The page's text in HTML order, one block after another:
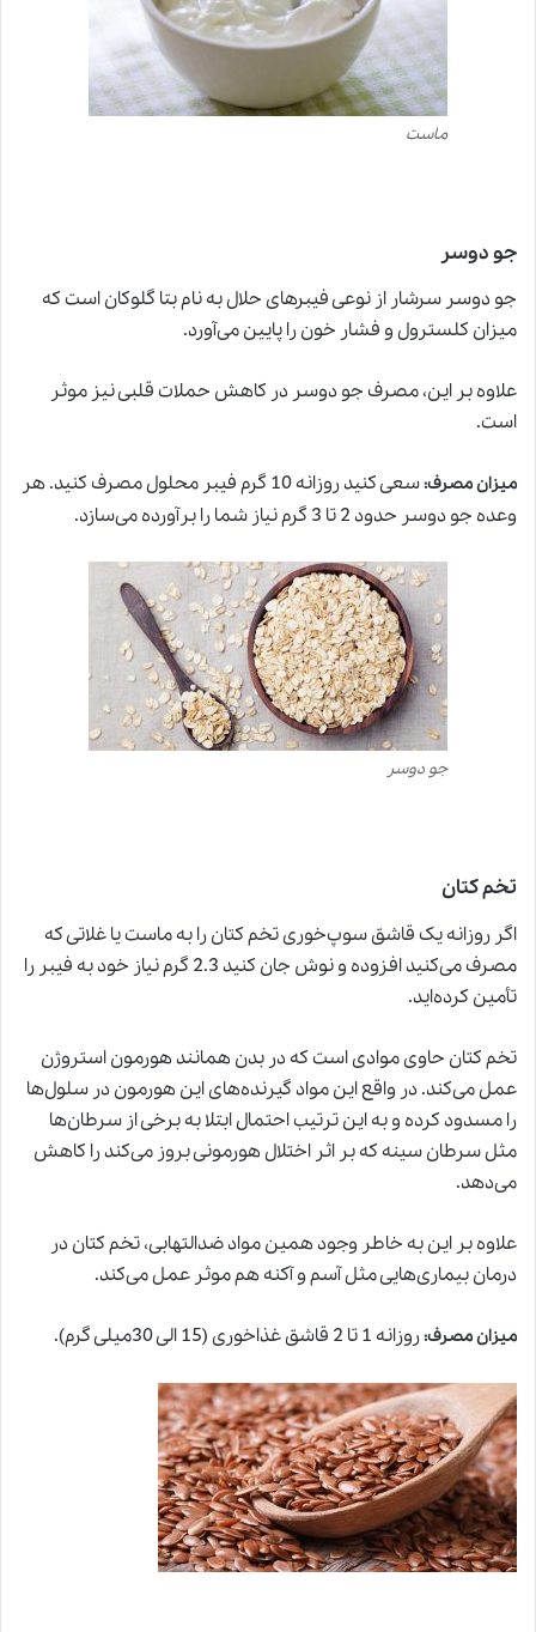
ماست
جو دوسر
جو دوسر سرشار از نوعی فیبرهای حلال به نام بتا گلوکان است که
میزان کلسترول و فشار خون را پایین می‌آورد.
علاوه بر این، مصرف جو دوسر در کاهش حملات قلبی نیز موثر
است.
میزان مصرف:
سعی کنید روزانه 10 گرم فیبر محلول مصرف کنید. هر
وعده جو دوسر حدود 2 تا 3 گرم نیاز شما را برآورده می‌سازد.
جو دوسر
تخم کتان
اگر روزانه یک قاشق سوپ‌خوری تخم کتان را به ماست یا غلاتی که
مصرف می‌کنید افزوده و نوش جان کنید 2.3 گرم نیاز خود به فیبر را
تأمین کرده‌اید.
تخم کتان حاوی موادی است که در بدن همانند هورمون استروژن
عمل می‌کند. در واقع این مواد گیرنده‌های این هورمون در سلول‌ها
را مسدود کرده و به این ترتیب احتمال ابتلا به برخی از سرطان‌ها
مثل سرطان سینه که بر اثر اختلال هورمونی بروز می‌کند را کاهش
می‌دهد.
علاوه بر این به خاطر وجود همین مواد ضدالتهابی، تخم کتان در
درمان بیماری‌هایی مثل آسم و آکنه هم موثر عمل می‌کند.
میزان مصرف:روزانه 1 تا 2 قاشق غذاخوری (15 الی 30میلی گرم).